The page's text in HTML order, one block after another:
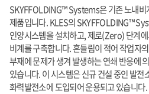
SKYFFOLDING™ Systems은 기존 노내비
제품입니다. KLES의 SKYFFOLDING™
인양시스템을 설치하고, 제로(Zero) 단계
비계를 구축합니다. 흔들림이 적어 작업자
부재에 문제가 생겨 발생하는 연쇄 반응에
있습니다. 이 시스템은 신규 건설 중인 발전
화력발전소에 도입되어 운용되고 있습니다.